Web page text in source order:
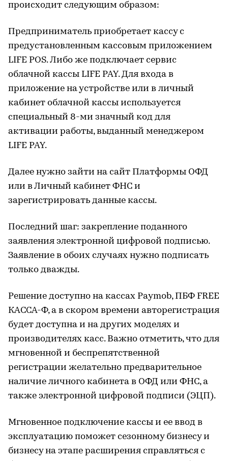
происходит следующим образом:
Предприниматель приобретает кассу с
предустановленным кассовым приложением
LIFE POS. Либо же подключает сервис
облачной кассы LIFE PAY. Для входа в
приложение на устройстве или в личный
кабинет облачной кассы используется
специальный 8-ми значный код для
активации работы, выданный менеджером
LIFE PAY.
Далее нужно зайти на сайт Платформы ОФД
или в Личный кабинет ФНС и
зарегистрировать данные кассы.
Последний шаг: закрепление поданного
заявления электронной цифровой подписью.
Заявление в обоих случаях нужно подписать
только дважды.
Решение доступно на кассах Paymob, ПБФ FREE
КАССА-Ф, а в скором времени авторегистрация
будет доступна и на других моделях и
производителях касс. Важно отметить, что для
мгновенной и беспрепятственной
регистрации желательно предварительное
наличие личного кабинета в ОФД или ФНС, а
также электронной цифровой подписи (ЭЦП).
Мгновенное подключение кассы и ее ввод в
эксплуатацию поможет сезонному бизнесу и
бизнесу на этапе расширения справляться с